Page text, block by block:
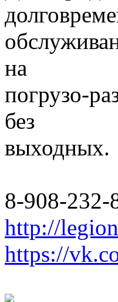
на
погрузо-
без
выходных.
8-908-232-
http://
https://